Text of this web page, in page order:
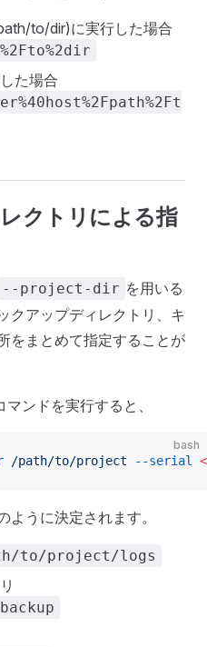
to/dir)に実行した場合
た場合
クトリによる指
--project-dir を用いる
クアップディレクトリ、キ
をまとめて指定することが
ンドを実行すると、
bash
/path/to/project --serial <
うに決定されます。
to/project/logs